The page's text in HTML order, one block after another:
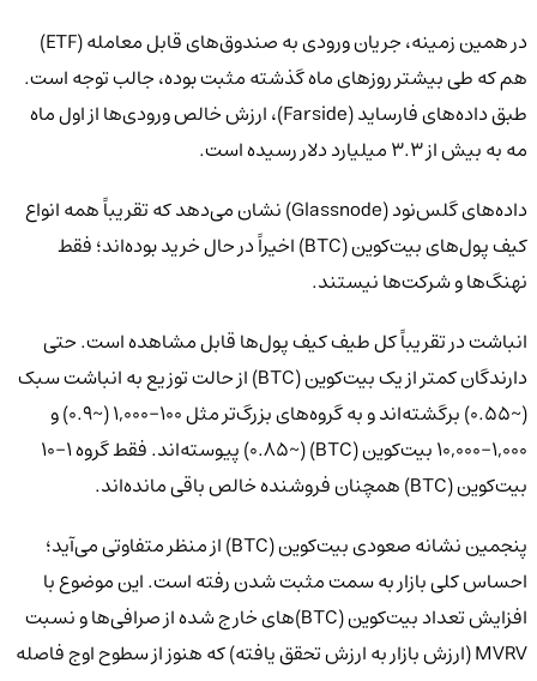
در همین زمینه، جریان ورودی به صندوق‌های قابل معامله (ETF)
هم که طی بیشتر روزهای ماه گذشته مثبت بوده، جالب توجه است.
طبق داده‌های فارساید (Farside)، ارزش خالص ورودی‌ها از اول ماه
مه به بیش از ۳.۳ میلیارد دلار رسیده است.
داده‌های گلس‌نود (Glassnode) نشان می‌دهد که تقریباً همه انواع
کیف پول‌های بیت‌کوین (BTC) اخیراً در حال خرید بوده‌اند؛ فقط
نهنگ‌ها و شرکت‌ها نیستند.
انباشت در تقریباً کل طیف کیف پول‌ها قابل مشاهده است. حتی
دارندگان کمتر از یک بیت‌کوین (BTC) از حالت توزیع به انباشت سبک
(~۰.۵۵) برگشته‌اند و به گروه‌های بزرگ‌تر مثل ۱۰۰–۱,۰۰۰ (~۰.۹) و
۱,۰۰۰–۱۰,۰۰۰ بیت‌کوین (BTC) (~۰.۸۵) پیوسته‌اند. فقط گروه ۱–۱۰
بیت‌کوین (BTC) همچنان فروشنده خالص باقی مانده‌اند.
پنجمین نشانه صعودی بیت‌کوین (BTC) از منظر متفاوتی می‌آید؛
احساس کلی بازار به سمت مثبت شدن رفته است. این موضوع با
افزایش تعداد بیت‌کوین (BTC)های خارج شده از صرافی‌ها و نسبت
MVRV (ارزش بازار به ارزش تحقق یافته) که هنوز از سطوح اوج فاصله